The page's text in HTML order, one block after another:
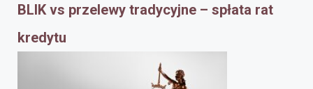
BLIK vs przelewy tradycyjne – spłata rat
kredytu